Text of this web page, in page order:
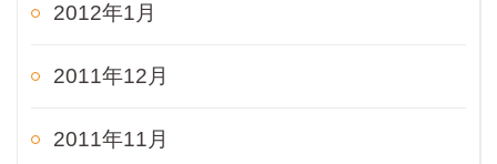
2012年1月
2011年12月
2011年11月